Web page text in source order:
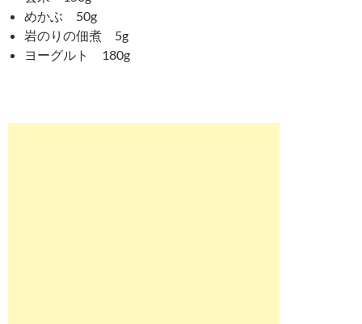
めかぶ 50g
岩のりの佃煮 5g
ヨーグルト 180g